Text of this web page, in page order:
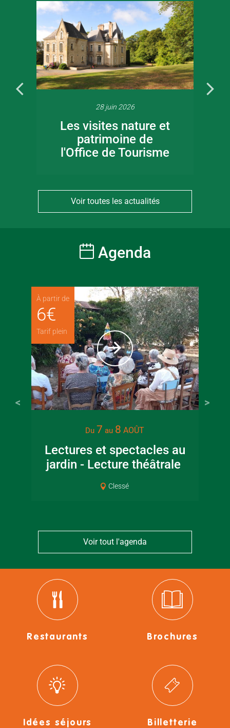
28 juin 2026
Les visites nature et
patrimoine de
l'Office de Tourisme
Voir toutes les actualités
Agenda
À partir de
6€
Tarif plein
Du 7 au 8 AOÛT
Lectures et spectacles au
jardin - Lecture théâtrale
Clessé
Voir tout l'agenda
Restaurants Brochures
Idées séjours Billetterie